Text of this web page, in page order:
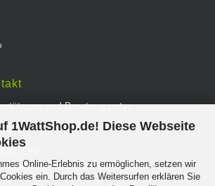
1WattShop.de! Diese Webseite
Online-Erlebnis zu ermöglichen, setzen wir
ein. Durch das Weitersurfen erklären Sie
und Beratung unter:
mit Geld-zurück-Garantie.